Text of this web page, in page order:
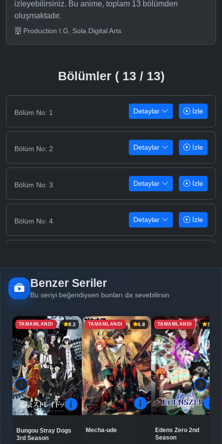
izleyebilirsiniz. Bu anime, toplam 13 bölümden
oluşmaktadır.
Production I.G, Sola Digital Arts
Bölümler ( 13 / 13)
Bölüm No: 1 Detaylar İzle
Bölüm No: 2 Detaylar İzle
Bölüm No: 3 Detaylar İzle
Bölüm No: 4 Detaylar İzle
Bölüm No: 6 Detaylar
Bölüm No: 7 Detaylar İzle
Bölüm No: 8 Detaylar İzle
Bölüm No: 9 Detaylar İzle
Bölüm No: 10 Detaylar
Benzer Seriler
Bu seriyi beğendiysen bunları da sevebilirsin
TAMAMLANDI 8.2
Bungou Stray Dogs
3rd Season
TAMAMLANDI 6.8
Mecha-ude
TAMAMLANDI 7.4
Edens Zero 2nd
Season